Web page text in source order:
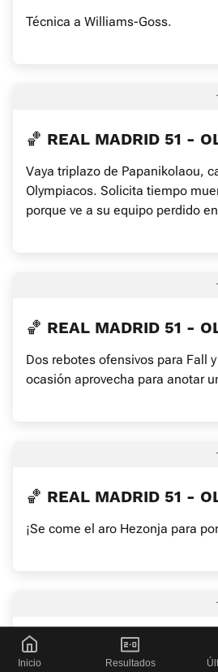
Técnica a Williams-Goss.
🏀 REAL MADRID 51 -
Vaya triplazo de Papanikolaou,
Olympiacos. Solicita tiempo
porque ve a su equipo perdido
🏀 REAL MADRID 51 -
Dos rebotes ofensivos para Fall
ocasión aprovecha para anotar
🏀 REAL MADRID 51 -
¡Se come el aro Hezonja para
🏀 REAL MADRID 49 -
Inicio Resultados